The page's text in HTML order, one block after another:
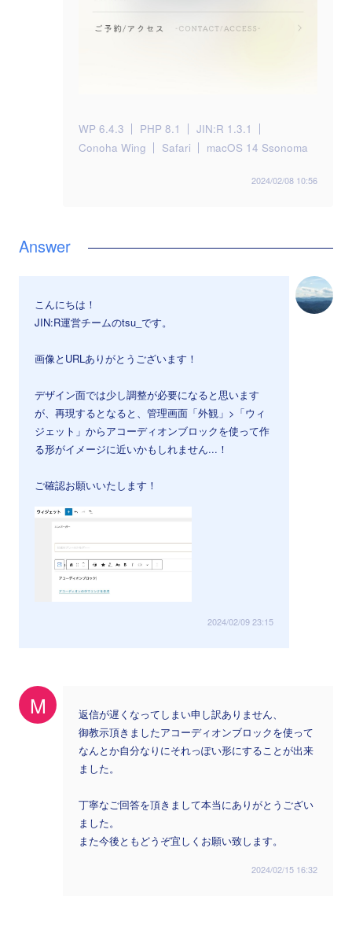
WP 6.4.3 PHP 8.1
JIN:R 1.3.1
Conoha Wing
Safari macOS 14 Ssonoma
2024/02/08 10:56
こんにちは！
JIN:R運営チームのtsu_です。
画像とURLありがとうございます！
デザイン面では少し調整が必要になると思います
が、再現するとなると、管理画面「外観」>「ウィ
ジェット」からアコーディオンブロックを使って作
る形がイメージに近いかもしれません...！
ご確認お願いいたします！
2024/02/09 23:15
M
返信が遅くなってしまい申し訳ありません、
御教示頂きましたアコーディオンブロックを使って
なんとか自分なりにそれっぽい形にすることが出来
ました。
丁寧なご回答を頂きまして本当にありがとうござい
ました。
また今後ともどうぞ宜しくお願い致します。
2024/02/15 16:32